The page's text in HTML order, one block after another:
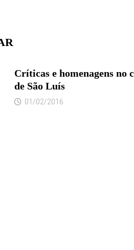
Críticas e homenagens no
de São Luís
01/02/2016